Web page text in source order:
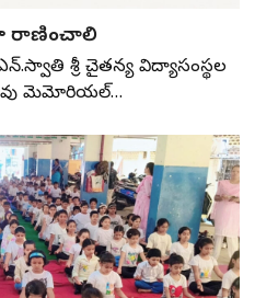
రాణించాలి
శ్రీ చైతన్య విద్యాసంస్థల
రావు మెమోరియల్‌…